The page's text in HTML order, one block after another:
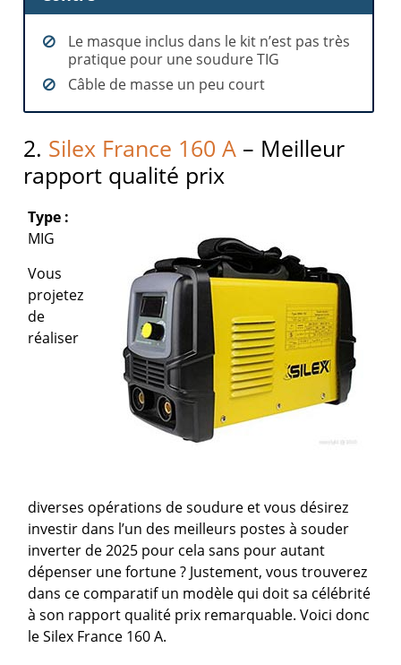
Le masque inclus dans le kit n’est pas très
pratique pour une soudure TIG
Câble de masse un peu court
2. Silex France 160 A – Meilleur
rapport qualité prix
Type :
MIG
Vous
projetez
de
réaliser
diverses opérations de soudure et vous désirez
investir dans l’un des meilleurs postes à souder
inverter de 2025 pour cela sans pour autant
dépenser une fortune ? Justement, vous trouverez
dans ce comparatif un modèle qui doit sa célébrité
à son rapport qualité prix remarquable. Voici donc
le Silex France 160 A.